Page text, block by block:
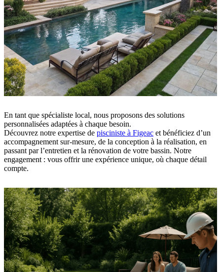
En tant que spécialiste local, nous proposons des solutions
personnalisées adaptées à chaque besoin.
Découvrez notre expertise de pisciniste à Figeac et bénéficiez d’un
accompagnement sur-mesure, de la conception à la réalisation, en
passant par l’entretien et la rénovation de votre bassin. Notre
engagement : vous offrir une expérience unique, où chaque détail
compte.